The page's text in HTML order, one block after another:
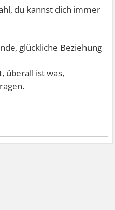
du kannst dich immer
glückliche Beziehung
überall ist was,